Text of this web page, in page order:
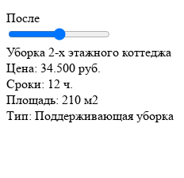
После
Уборка 2-х этажного коттеджа
Цена: 34.500 руб.
Сроки: 12 ч.
Площадь: 210 м2
Тип: Поддерживающая уборка